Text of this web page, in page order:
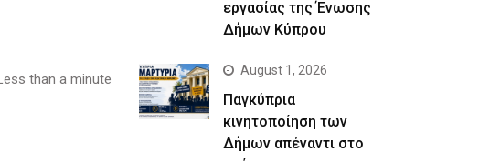
than a minute
εργασίας της Ένωσης
Δήμων Κύπρου
August 1, 2026
Παγκύπρια
κινητοποίηση των
Δήμων απέναντι στο